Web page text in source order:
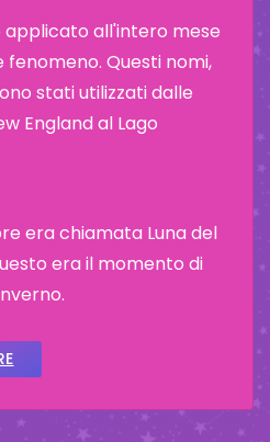
all'intero mese
fenomeno. Questi nomi,
stati utilizzati dalle
England al Lago
era chiamata Luna del
era il momento di